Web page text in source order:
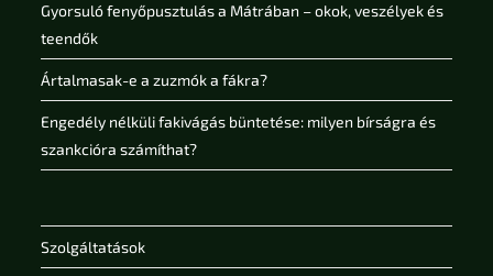
Gyorsuló fenyőpusztulás a Mátrában – okok, veszélyek és
teendők
Ártalmasak-e a zuzmók a fákra?
Engedély nélküli fakivágás büntetése: milyen bírságra és
szankcióra számíthat?
Szolgáltatások